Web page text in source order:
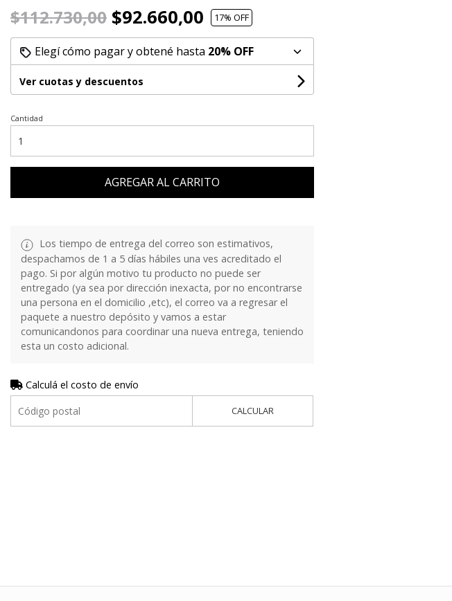
$112.730,00 $92.660,00 17% OFF
Elegí cómo pagar y obtené hasta 20% OFF
Ver cuotas y descuentos
Cantidad
AGREGAR AL CARRITO
Los tiempo de entrega del correo son estimativos,
despachamos de 1 a 5 días hábiles una ves acreditado el
pago. Si por algún motivo tu producto no puede ser
entregado (ya sea por dirección inexacta, por no encontrarse
una persona en el domicilio ,etc), el correo va a regresar el
paquete a nuestro depósito y vamos a estar
comunicandonos para coordinar una nueva entrega, teniendo
esta un costo adicional.
Calculá el costo de envío
CALCULAR